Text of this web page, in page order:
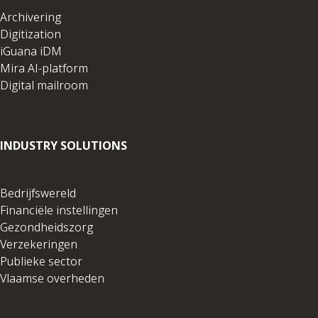
Archivering
Digitization
iGuana iDM
Mira AI-platform
Digital mailroom
INDUSTRY SOLUTIONS
Bedrijfswereld
Financiële instellingen
Gezondheidszorg
Verzekeringen
Publieke sector
Vlaamse overheden